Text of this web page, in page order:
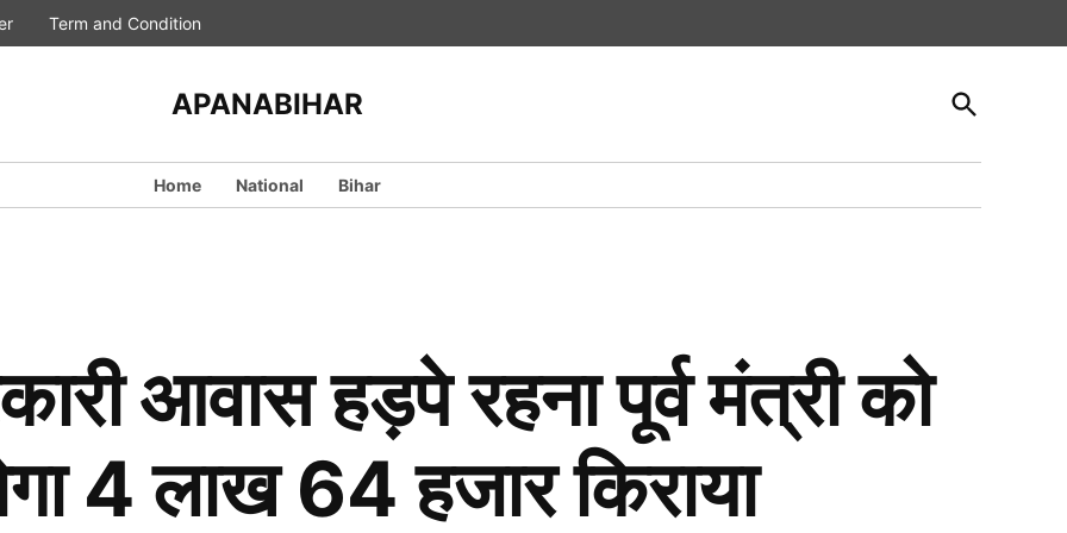
Term and Condition
APANABIHAR
Open
Search
Home National Bihar
आवास हड़पे रहना पूर्व मंत्री को
4 लाख 64 हजार किराया